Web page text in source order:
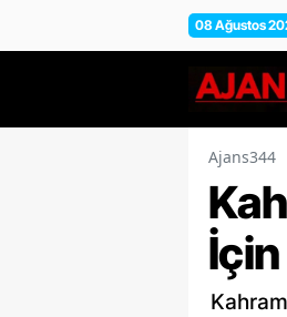
08 Ağustos
Ajans344
İçin